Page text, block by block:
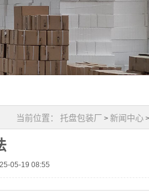
当前位置： 托盘包装厂 >新闻中心
05-19 08:55